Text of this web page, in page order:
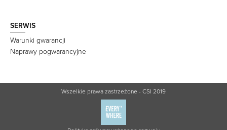
SERWIS
Warunki gwarancji
Naprawy pogwarancyjne
Wszelkie prawa zastrzeżone - CSI 2019